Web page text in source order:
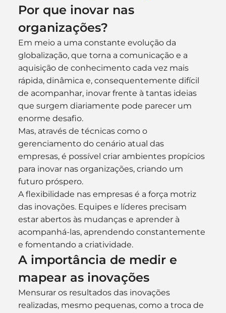
Por que inovar nas
organizações?
Em meio a uma constante evolução da
globalização, que torna a comunicação e a
aquisição de conhecimento cada vez mais
rápida, dinâmica e, consequentemente difícil
de acompanhar, inovar frente à tantas ideias
que surgem diariamente pode parecer um
enorme desafio.
Mas, através de técnicas como o
gerenciamento do cenário atual das
empresas, é possível criar ambientes propícios
para inovar nas organizações, criando um
futuro próspero.
A flexibilidade nas empresas é a força motriz
das inovações. Equipes e líderes precisam
estar abertos às mudanças e aprender à
acompanhá-las, aprendendo constantemente
e fomentando a criatividade.
A importância de medir e
mapear as inovações
Mensurar os resultados das inovações
realizadas, mesmo pequenas, como a troca de